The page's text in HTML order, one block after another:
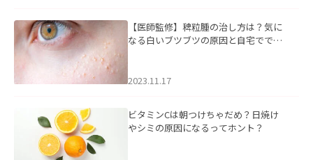
【医師監修】稗粒腫の治し方は？気に
なる白いブツブツの原因と自宅ででき
2023.11.17
ビタミンCは朝つけちゃだめ？日焼け
やシミの原因になるってホント？